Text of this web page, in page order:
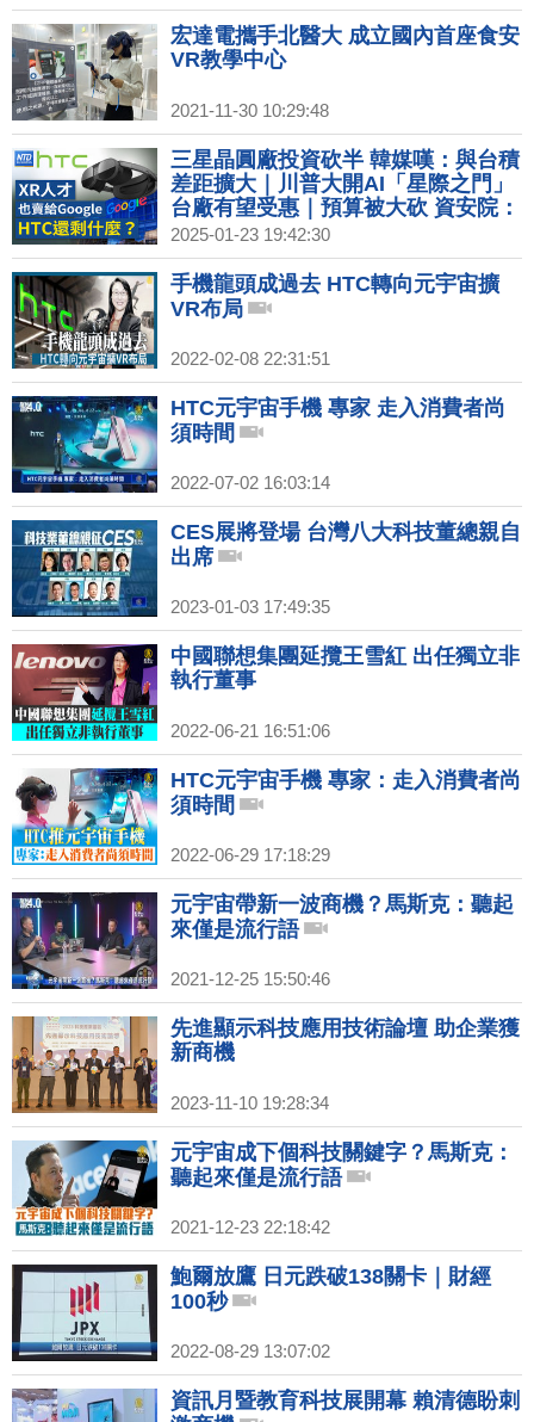
宏達電攜手北醫大 成立國內首座食安
VR教學中心
2021-11-30 10:29:48
三星晶圓廠投資砍半 韓媒嘆：與台積
差距擴大｜川普大開AI「星際之門」
台廠有望受惠｜預算被大砍 資安院：
不排除裁AI工程師｜宏達電出售XR事
業給Goo
2025-01-23 19:42:30
手機龍頭成過去 HTC轉向元宇宙擴
VR布局
2022-02-08 22:31:51
HTC元宇宙手機 專家 走入消費者尚
須時間
2022-07-02 16:03:14
CES展將登場 台灣八大科技董總親自
出席
2023-01-03 17:49:35
中國聯想集團延攬王雪紅 出任獨立非
執行董事
2022-06-21 16:51:06
HTC元宇宙手機 專家：走入消費者尚
須時間
2022-06-29 17:18:29
元宇宙帶新一波商機？馬斯克：聽起
來僅是流行語
2021-12-25 15:50:46
先進顯示科技應用技術論壇 助企業獲
新商機
2023-11-10 19:28:34
元宇宙成下個科技關鍵字？馬斯克：
聽起來僅是流行語
2021-12-23 22:18:42
鮑爾放鷹 日元跌破138關卡｜財經
100秒
2022-08-29 13:07:02
資訊月暨教育科技展開幕 賴清德盼刺